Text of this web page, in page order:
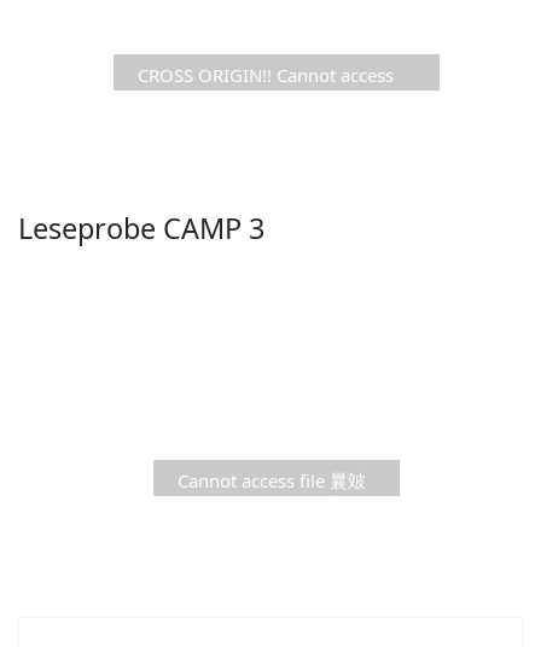
CROSS ORIGIN!! Cannot access
Leseprobe CAMP 3
Cannot access file 曩㿰